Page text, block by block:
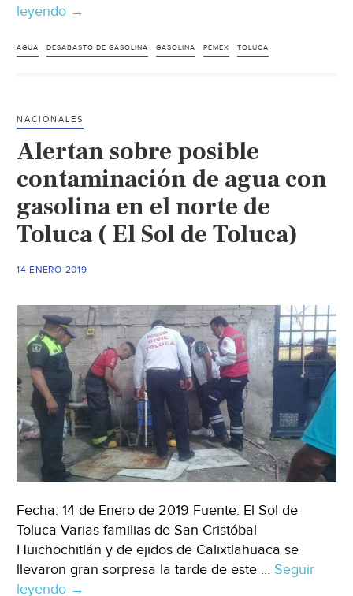
leyendo “¡Tomamos
con
por
fuga
combustible
(El
Sol
Toluca)
→
AGUA DESABASTO DE GASOLINA GASOLINA PEMEX TOLUCA
NACIONALES
Alertan sobre posible
contaminación de agua con
gasolina en el norte de
Toluca ( El Sol de Toluca)
14 ENERO 2019
Fecha: 14 de Enero de 2019 Fuente: El Sol de
Toluca Varias familias de San Cristóbal
Huichochitlán y de ejidos de Calixtlahuaca se
llevaron gran sorpresa la tarde de este … Seguir
leyendo Alertan
→